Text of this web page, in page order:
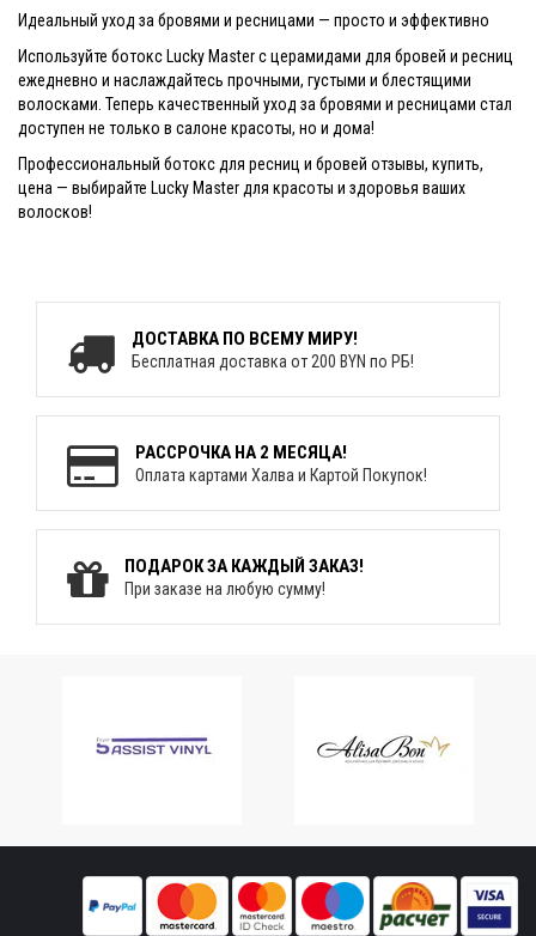
Идеальный уход за бровями и ресницами — просто и эффективно
Используйте ботокс Lucky Master с церамидами для бровей и ресниц
ежедневно и наслаждайтесь прочными, густыми и блестящими
волосками. Теперь качественный уход за бровями и ресницами стал
доступен не только в салоне красоты, но и дома!
Профессиональный ботокс для ресниц и бровей отзывы, купить,
цена — выбирайте Lucky Master для красоты и здоровья ваших
волосков!
ДОСТАВКА ПО ВСЕМУ МИРУ!
Бесплатная доставка от 200 BYN по РБ!
РАССРОЧКА НА 2 МЕСЯЦА!
Оплата картами Халва и Картой Покупок!
ПОДАРОК ЗА КАЖДЫЙ ЗАКАЗ!
При заказе на любую сумму!